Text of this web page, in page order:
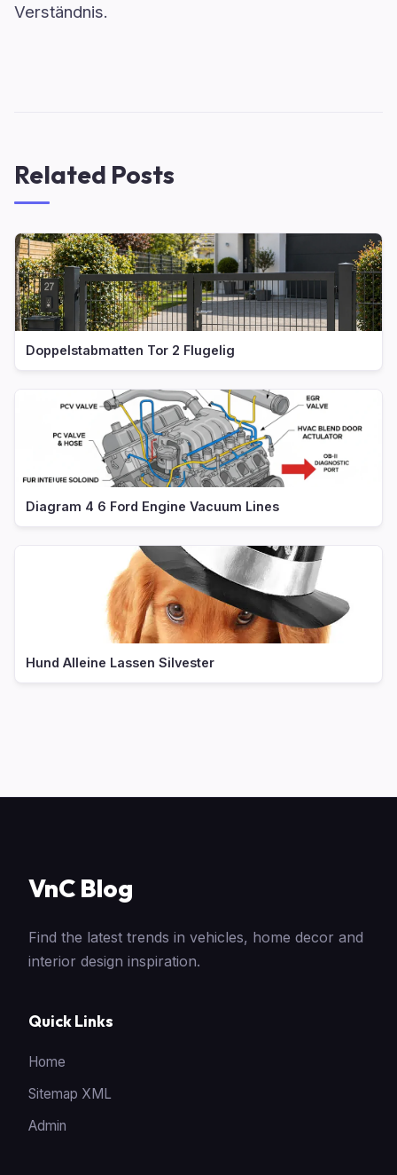
Verständnis.
Related Posts
Doppelstabmatten Tor 2 Flugelig
Diagram 4 6 Ford Engine Vacuum Lines
Hund Alleine Lassen Silvester
VnC Blog
Find the latest trends in vehicles, home decor and
interior design inspiration.
Quick Links
Home
Sitemap XML
Admin